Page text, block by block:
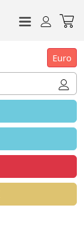
Euro